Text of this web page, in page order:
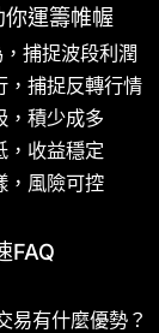
運籌帷幄
捕捉波段利潤
，捕捉反轉行情
，積少成多
，收益穩定
，風險可控
FAQ
易有什麼優勢？